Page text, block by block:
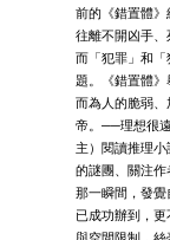
前的《錯置體
往離不開凶手、
而「犯罪」和
題。《錯置體
而為人的脆弱
帝。──理想很
主）閱讀推理
的謎團、關注
那一瞬間，發
已成功辦到，